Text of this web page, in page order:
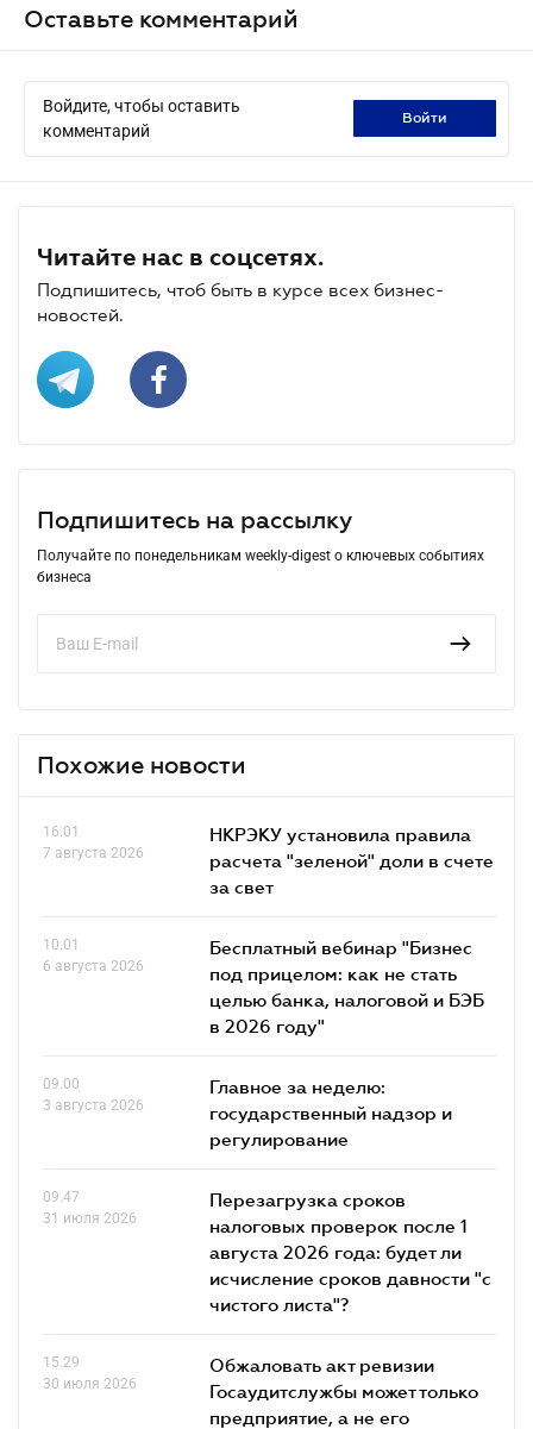
Оставьте комментарий
Войдите, чтобы оставить
комментарий
войти
Читайте нас в соцсетях.
Подпишитесь, чтоб быть в курсе всех бизнес-
новостей.
Подпишитесь на рассылку
Получайте по понедельникам weekly-digest о ключевых событиях
бизнеса
Похожие новости
16.01
7 августа 2026
НКРЭКУ установила правила
расчета "зеленой" доли в счете
за свет
10.01
6 августа 2026
Бесплатный вебинар "Бизнес
под прицелом: как не стать
целью банка, налоговой и БЭБ
в 2026 году"
09.00
3 августа 2026
Главное за неделю:
государственный надзор и
регулирование
09.47
31 июля 2026
Перезагрузка сроков
налоговых проверок после 1
августа 2026 года: будет ли
исчисление сроков давности "с
чистого листа"?
15.29
30 июля 2026
Обжаловать акт ревизии
Госаудитслужбы может только
предприятие, а не его